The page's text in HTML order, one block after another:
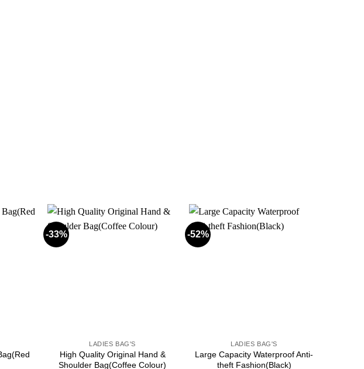
-33%
LADIES BAG'S
High Quality Original Hand &
Shoulder Bag(Coffee Colour)
-52%
LADIES BAG'S
Large Capacity Waterproof Anti-
theft Fashion(Black)